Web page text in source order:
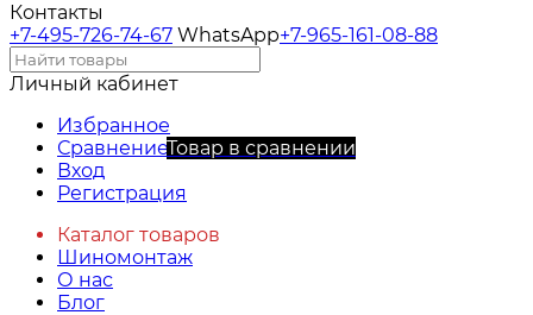
Контакты
+7-495-726-74-67 WhatsApp+7-965-161-08-88
Личный кабинет
Избранное
СравнениеТовар в сравнении
Вход
Регистрация
Каталог товаров
Шиномонтаж
О нас
Блог